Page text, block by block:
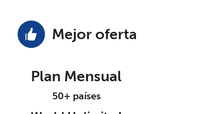
Mejor oferta
Plan Mensual
50+ países